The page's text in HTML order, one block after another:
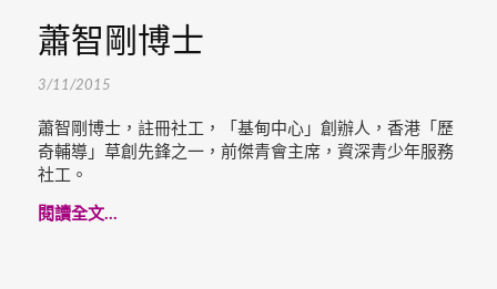
蕭智剛博士
3/11/2015
蕭智剛博士，註冊社工，「基甸中心」創辦人，香港「歷
奇輔導」草創先鋒之一，前傑青會主席，資深青少年服務
社工。
閱讀全文...